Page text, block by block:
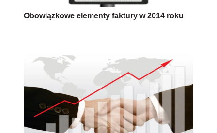
Obowiązkowe elementy faktury w 2014 roku